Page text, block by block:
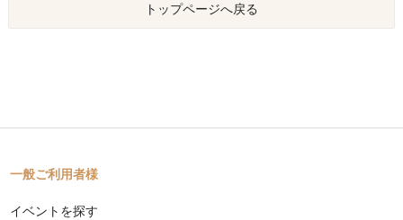
トップページへ戻る
一般ご利用者様
イベントを探す